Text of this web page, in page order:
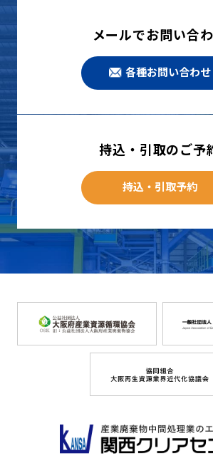
メールでお問い合
各種お問い合わせ
持込・引取のご予
持込・引取予約